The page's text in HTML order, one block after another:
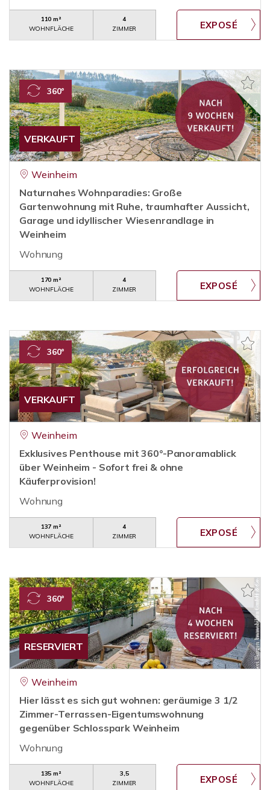
110 m²
WOHNFLÄCHE
4
ZIMMER
VERKAUFT
360°
Weinheim
Naturnahes Wohnparadies: Große
Gartenwohnung mit Ruhe, traumhafter Aussicht,
Garage und idyllischer Wiesenrandlage in
Weinheim
Wohnung
170 m²
WOHNFLÄCHE
4
ZIMMER
VERKAUFT
360°
Weinheim
Exklusives Penthouse mit 360°-Panoramablick
über Weinheim - Sofort frei & ohne
Käuferprovision!
Wohnung
137 m²
WOHNFLÄCHE
4
ZIMMER
RESERVIERT
360°
Weinheim
Hier lässt es sich gut wohnen: geräumige 3 1/2
Zimmer-Terrassen-Eigentumswohnung
gegenüber Schlosspark Weinheim
Wohnung
135 m²
WOHNFLÄCHE
3,5
ZIMMER